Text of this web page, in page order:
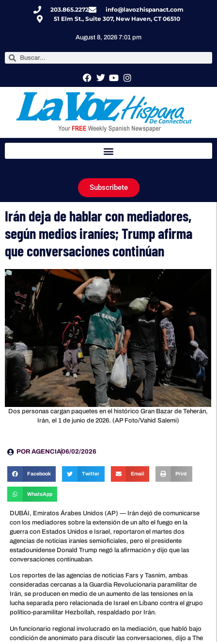
203.865.2272
info@lavozhispanact.com
51 Elm St., Suite 307, New Haven, CT 06510
August 8, 2026 7:01 pm
Subscribete
Irán deja de hablar con mediadores,
según medios iraníes; Trump afirma
que conversaciones continúan
Dos personas cargan paquetes en el histórico Gran Bazar de Teherán,
Irán, el 1 de junio de 2026. (AP Foto/Vahid Salemi)
POR AGENCIA06/02/2026
Facebook Twitter Email Print
WhatsApp
DUBÁI, Emiratos Árabes Unidos (AP) — Irán dejó de comunicarse
con los mediadores sobre la extensión de un alto el fuego en la
guerra con Estados Unidos e Israel, reportaron el martes dos
agencias de noticias iraníes semioficiales, pero el presidente
estadounidense Donald Trump negó la afirmación y dijo que las
conversaciones continuaban.
Los reportes de las agencias de noticias Fars y Tasnim, ambas
consideradas cercanas a la Guardia Revolucionaria paramilitar de
Irán, se producen en medio de un aumento de las tensiones en la
lucha separada pero relacionada de Israel en Líbano contra el grupo
político-paramilitar Hezbollah, respaldado por Irán.
Un funcionario regional involucrado en la mediación, que habló bajo
condición de anonimato para discutir las conversaciones, dijo a The